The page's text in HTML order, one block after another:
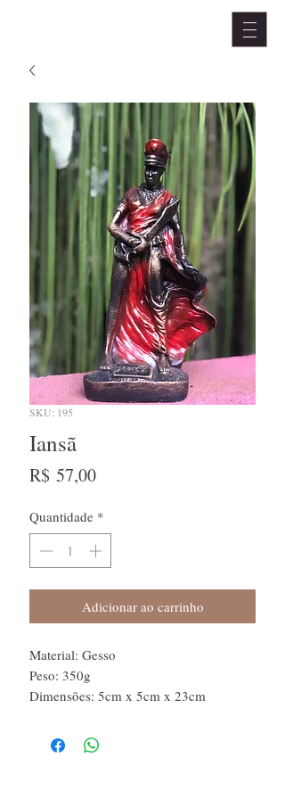
SKU: 195
Iansã
R$ 57,00Preço
Quantidade *
Adicionar ao carrinho
Material: Gesso
Peso: 350g
Dimensões: 5cm x 5cm x 23cm